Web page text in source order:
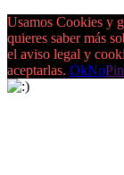
Usamos Cookies y
quieres saber más
el aviso legal y
aceptarlas. OkNo